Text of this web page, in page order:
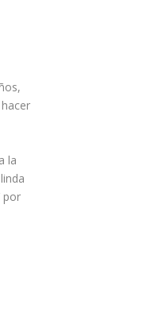
la
por